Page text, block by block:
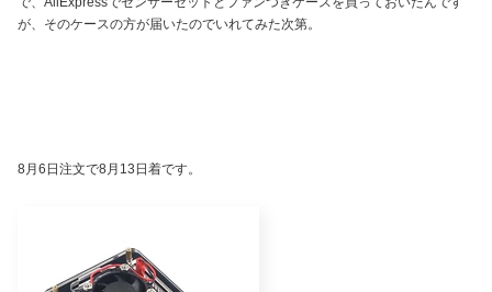
が、そのケースの方が届いたのでいれてみた次第。
8月6日注文で8月13日着です。